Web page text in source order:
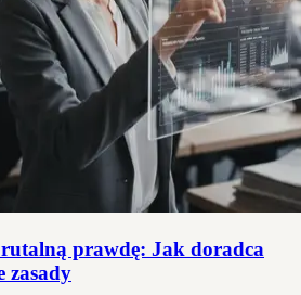
prawdę: Jak doradca
zasady